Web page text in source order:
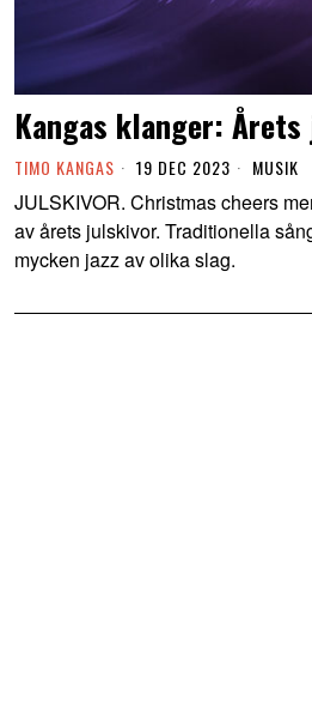
Kangas klanger:
TIMO KANGAS 19 DEC 2023 MUSIK
JULSKIVOR. Christmas cheers
av årets julskivor. Traditionella
mycken jazz av olika slag.